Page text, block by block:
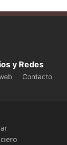
y Redes
Contacto